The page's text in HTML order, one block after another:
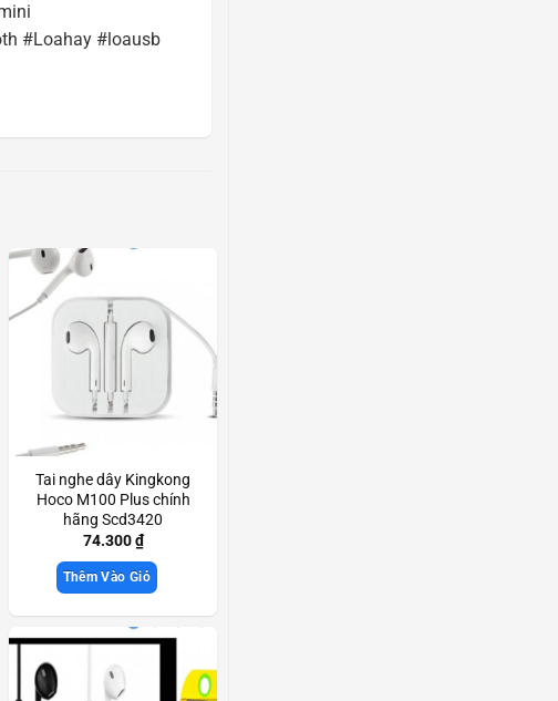
#Loahay #loausb
Tai nghe dây Kingkong
Hoco M100 Plus chính
hãng Scd3420
74.300₫
Thêm Vào Giỏ